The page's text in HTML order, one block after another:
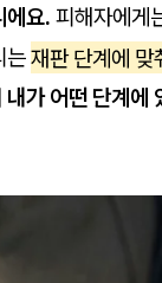
에요. 피해자에게
는재판 단계에 맞
내가 어떤 단계에